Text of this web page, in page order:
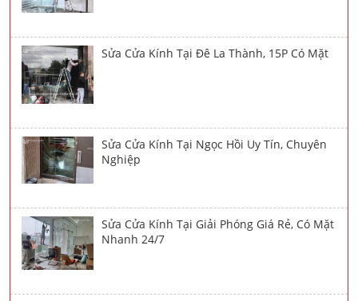
Sửa Cửa Kính Tại Đê La Thành, 15P Có Mặt
Sửa Cửa Kính Tại Ngọc Hồi Uy Tín, Chuyên
Nghiệp
Sửa Cửa Kính Tại Giải Phóng Giá Rẻ, Có Mặt
Nhanh 24/7